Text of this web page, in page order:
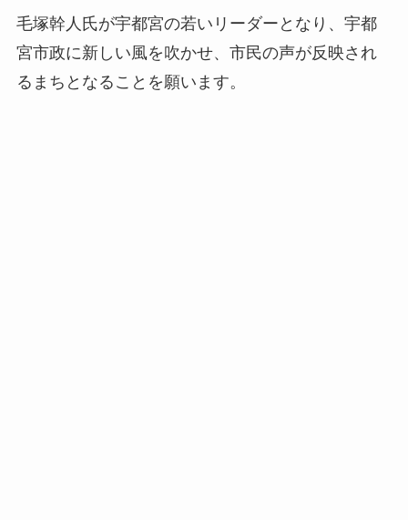
毛塚幹人氏が宇都宮の若いリーダーとなり、宇都
宮市政に新しい風を吹かせ、市民の声が反映され
るまちとなることを願います。